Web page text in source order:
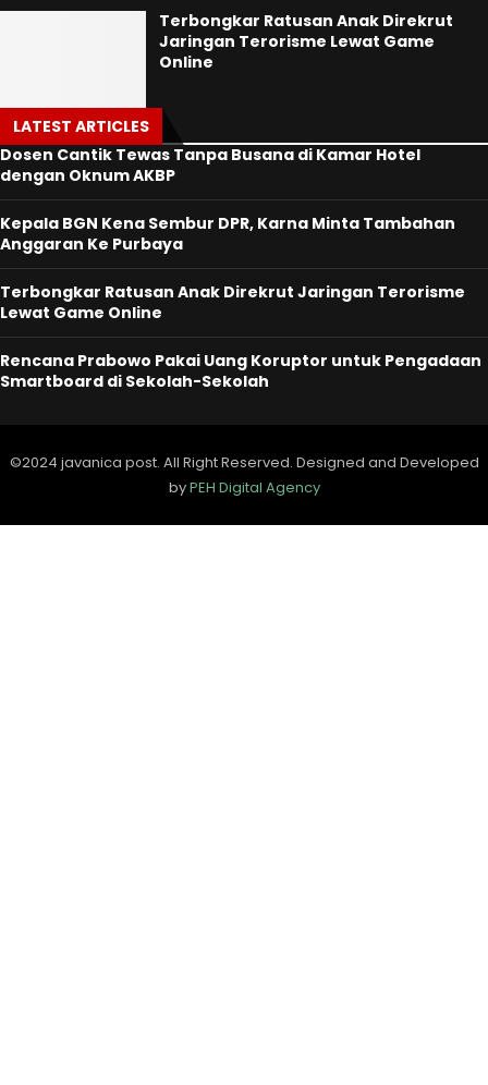
Terbongkar Ratusan Anak Direkrut
Jaringan Terorisme Lewat Game
Online
LATEST ARTICLES
Dosen Cantik Tewas Tanpa Busana di Kamar Hotel
dengan Oknum AKBP
Kepala BGN Kena Sembur DPR, Karna Minta Tambahan
Anggaran Ke Purbaya
Terbongkar Ratusan Anak Direkrut Jaringan Terorisme
Lewat Game Online
Rencana Prabowo Pakai Uang Koruptor untuk Pengadaan
Smartboard di Sekolah-Sekolah
©2024 javanica post. All Right Reserved. Designed and Developed
byPEH Digital Agency